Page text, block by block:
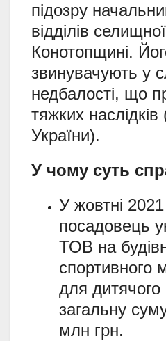
підозру
відділів
Конотопщині.
звинувачують у
недбалості, що
тяжких
України).
У чому суть
У жовтні
посадовець
ТОВ на
спортивного
для
загальну
млн грн.